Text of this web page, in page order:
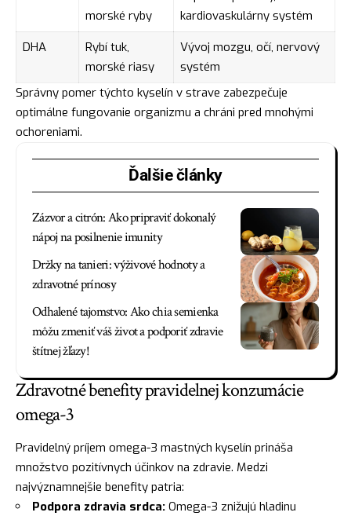
morské ryby
kardiovaskulárny systém
DHA
Rybí tuk,
morské riasy
Vývoj mozgu, očí, nervový
systém
Správny pomer týchto kyselín v strave zabezpečuje
optimálne fungovanie organizmu a chráni pred mnohými
ochoreniami.
Ďalšie články
Zázvor a citrón: Ako pripraviť dokonalý
nápoj na posilnenie imunity
Držky na tanieri: výživové hodnoty a
zdravotné prínosy
Odhalené tajomstvo: Ako chia semienka
môžu zmeniť váš život a podporiť zdravie
štítnej žľazy!
Zdravotné benefity pravidelnej konzumácie
omega-3
Pravidelný príjem omega-3 mastných kyselín prináša
množstvo pozitívnych účinkov na zdravie. Medzi
najvýznamnejšie benefity patria:
Podpora zdravia srdca: Omega-3 znižujú hladinu